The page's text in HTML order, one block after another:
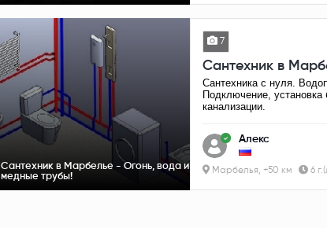
Сантехник в Марбелье - Огонь, вода и
медные трубы!
7
Сантехник в
Сантехника с нуля.
Подключение,
канализации.
Алекс
Марбелья, +50 км 6